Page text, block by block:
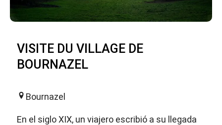
VISITE DU VILLAGE DE
BOURNAZEL
Bournazel
En el siglo XIX, un viajero escribió a su llegada